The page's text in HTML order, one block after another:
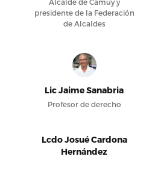
Alcalde de Camuy y
presidente de la Federación
de Alcaldes
Lic Jaime Sanabria
Profesor de derecho
Lcdo Josué Cardona
Hernández